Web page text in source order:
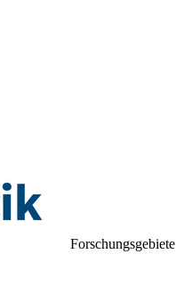
Forschungsgebiete